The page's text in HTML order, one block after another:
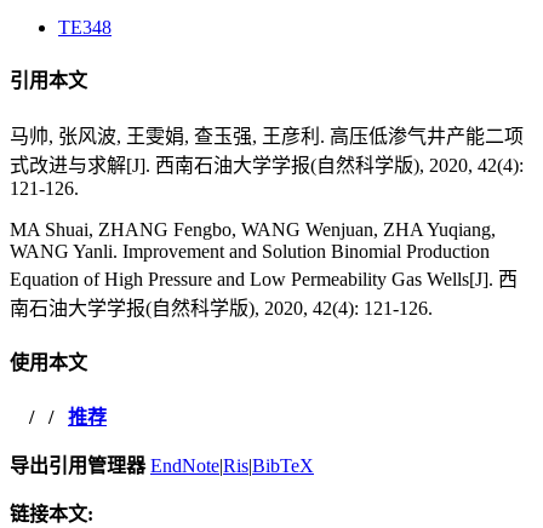
TE348
引用本文
马帅, 张风波, 王雯娟, 查玉强, 王彦利. 高压低渗气井产能二项
式改进与求解[J]. 西南石油大学学报(自然科学版), 2020, 42(4):
121-126.
MA Shuai, ZHANG Fengbo, WANG Wenjuan, ZHA Yuqiang,
WANG Yanli. Improvement and Solution Binomial Production
Equation of High Pressure and Low Permeability Gas Wells[J]. 西
南石油大学学报(自然科学版), 2020, 42(4): 121-126.
使用本文
/ / 推荐
导出引用管理器 EndNote|Ris|BibTeX
链接本文: